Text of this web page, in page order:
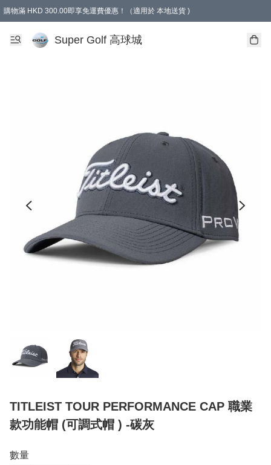
購物滿 HKD 300.00即享免運費優惠！（適用於 本地送貨 )
Super Golf 高球城
TITLEIST TOUR PERFORMANCE CAP 職業
款功能帽 (可調式帽 ) -碳灰
數量